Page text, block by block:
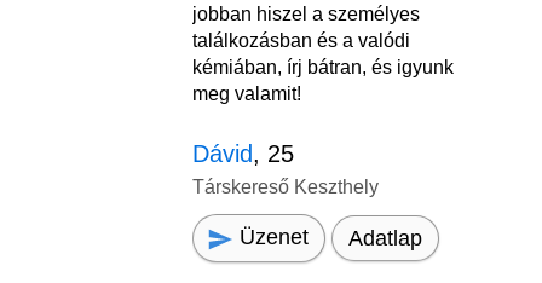
jobban hiszel a személyes
találkozásban és a valódi
kémiában, írj bátran, és igyunk
meg valamit!
Dávid, 25
Társkereső Keszthely
Üzenet Adatlap